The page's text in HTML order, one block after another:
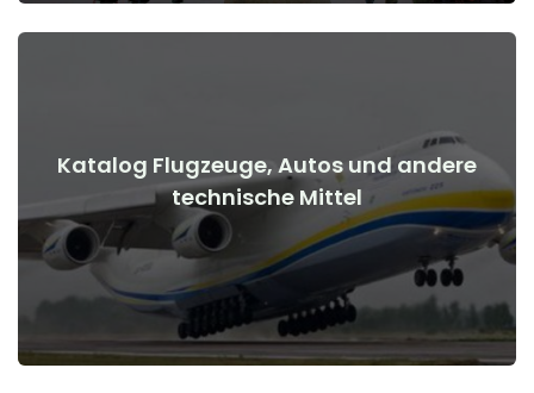
Katalog Flugzeuge, Autos und andere
technische Mittel
Flugzeuge, Autos, technische Mittel vor und nach
Kriegsbeginn
Details anzeigen